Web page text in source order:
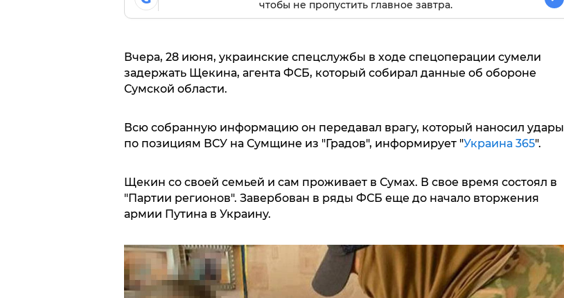
чтобы не пропустить главное завтра.
Вчера, 28 июня, украинские спецслужбы в ходе спецоперации сумели
задержать Щекина, агента ФСБ, который собирал данные об обороне
Сумской области.
Всю собранную информацию он передавал врагу, который наносил удары
по позициям ВСУ на Сумщине из "Градов", информирует "Украина 365".
Щекин со своей семьей и сам проживает в Сумах. В свое время состоял в
"Партии регионов". Завербован в ряды ФСБ еще до начало вторжения
армии Путина в Украину.